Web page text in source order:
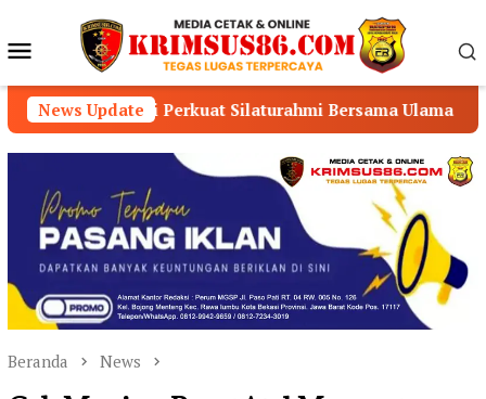
konten Menu
Mobile
News Update
Silaturahmi Bersama Ulama dan Masyarakat
Beranda News